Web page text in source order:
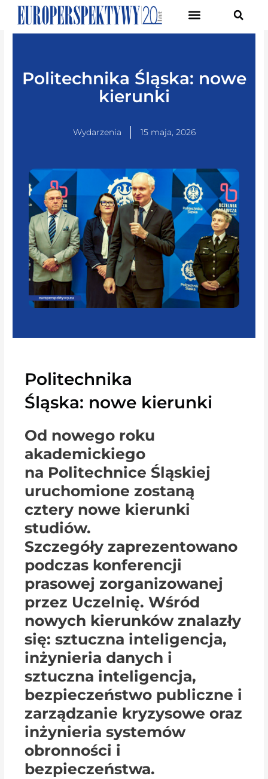
Politechnika Śląska: nowe
kierunki
Wydarzenia 15 maja, 2026
Politechnika
Śląska: nowe kierunki
Od nowego roku
akademickiego
na Politechnice Śląskiej
uruchomione zostaną
cztery nowe kierunki
studiów.
Szczegóły zaprezentowano
podczas konferencji
prasowej zorganizowanej
przez Uczelnię. Wśród
nowych kierunków znalazły
się: sztuczna inteligencja,
inżynieria danych i
sztuczna inteligencja,
bezpieczeństwo publiczne i
zarządzanie kryzysowe oraz
inżynieria systemów
obronności i
bezpieczeństwa.